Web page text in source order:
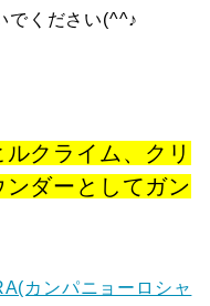
でください(^^♪
クライム、クリ
ダーとしてガン
カンパニョーロシャ